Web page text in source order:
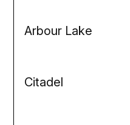
Arbour Lake
Citadel